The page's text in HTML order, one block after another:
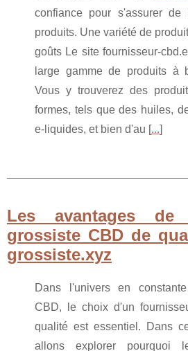
confiance pour s'assurer
produits. Une variété de
goûts Le site fournisseur-
large gamme de produits à
Vous y trouverez des
formes, tels que des huiles,
e-liquides, et bien d'au [...]
Les avantages
grossiste CBD de
grossiste.xyz
Dans l'univers en
CBD, le choix d'un
qualité est essentiel. Dans
allons explorer pourquoi